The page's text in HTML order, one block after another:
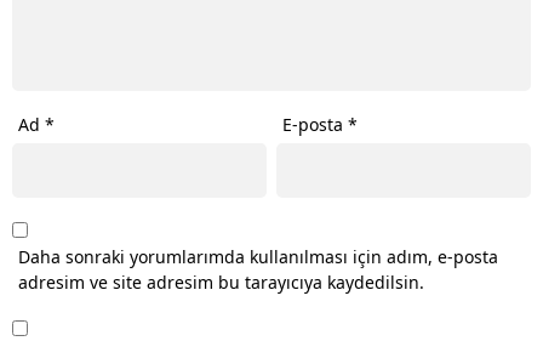
Ad * E-posta*
Daha sonraki yorumlarımda kullanılması için adım, e-posta
adresim ve site adresim bu tarayıcıya kaydedilsin.